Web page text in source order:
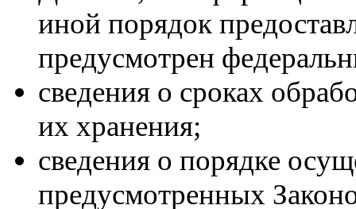
иной порядок
предусмотрен
сведения о сроках
их хранения;
сведения о порядке
предусмотренных